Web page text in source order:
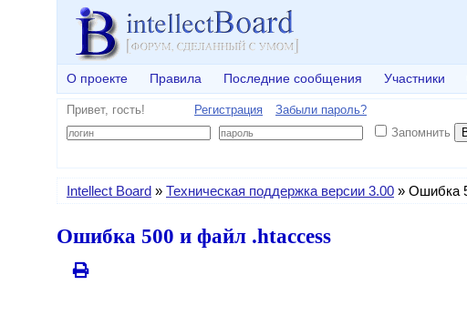
О проекте Правила Последние сообщения Участники
Привет, гость! Регистрация
Забыли пароль?
Запомнить
Intellect Board » Техническая поддержка версии 3.00 » Ошибка
Ошибка 500 и файл .htaccess